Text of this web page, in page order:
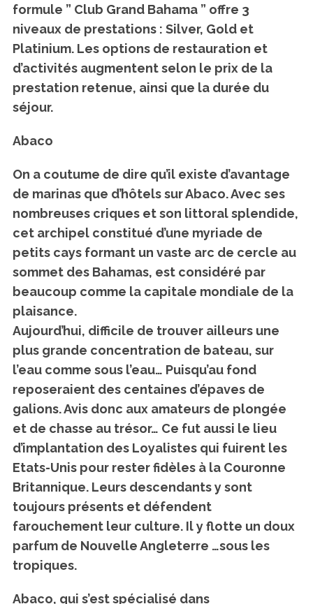
formule ” Club Grand Bahama ” offre 3
niveaux de prestations : Silver, Gold et
Platinium. Les options de restauration et
d’activités augmentent selon le prix de la
prestation retenue, ainsi que la durée du
séjour.
Abaco
On a coutume de dire qu’il existe d’avantage
de marinas que d’hôtels sur Abaco. Avec ses
nombreuses criques et son littoral splendide,
cet archipel constitué d’une myriade de
petits cays formant un vaste arc de cercle au
sommet des Bahamas, est considéré par
beaucoup comme la capitale mondiale de la
plaisance.
Aujourd’hui, difficile de trouver ailleurs une
plus grande concentration de bateau, sur
l’eau comme sous l’eau… Puisqu’au fond
reposeraient des centaines d’épaves de
galions. Avis donc aux amateurs de plongée
et de chasse au trésor… Ce fut aussi le lieu
d’implantation des Loyalistes qui fuirent les
Etats-Unis pour rester fidèles à la Couronne
Britannique. Leurs descendants y sont
toujours présents et défendent
farouchement leur culture. Il y flotte un doux
parfum de Nouvelle Angleterre …sous les
tropiques.
Abaco, qui s’est spécialisé dans